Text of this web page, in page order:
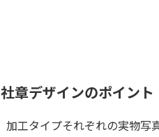
社章デザインのポイント
加工タイプそれぞれの実物写